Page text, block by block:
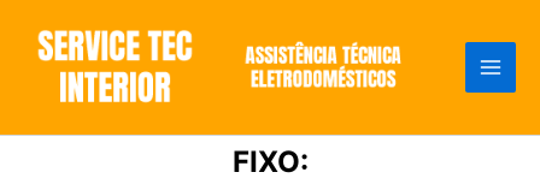
conteúdo
FIXO: